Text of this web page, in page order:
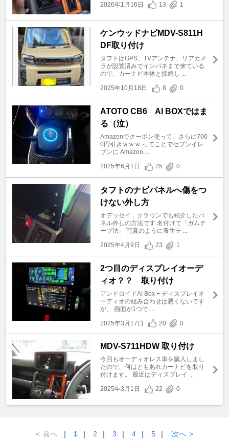
2026年1月16日
13 1
ケンウッドナビMDV-S811H
DF取り付け
タフトはGPS、TVアンテナ、リアカメ
ラが設置済みでインパネまで来ている
ので、カーナビ本体と接続し ...
2025年10月18日
8 0
ATOTO CB6 AI BOXではま
る（泣）
Amazonでクーポン使って、さらに700
0円引きｗｗｗ ってことでセブンイレ
ブンに Amazon ...
2025年6月1日
25 0
タフトのナビパネルへ傷をつ
けない外し方
オデッセイ，クラウンでも紹介したパ
ネル外しの方法です 名付けて「ガムテ
ープ法」 写真のように養生テ ...
2025年4月9日
23 1
2つ目のディスプレイオーデ
ィオ？？ 取り付け
アンドロイドAI Box + ディスプレイオ
ーディオの組み合わせは悪くないです
が、 画面が1つで ...
2025年3月17日
20 0
MDV-S711HDW 取り付け
今回もオーディオレス車を購入しまし
たので、何はともあれカーナビを取り
付けます。 最近はディスプレイ ...
2025年3月1日
22 0
< 前へ ｜ 1 ｜ 2 ｜ 3 ｜ 4 ｜ 5 ｜ 次へ >